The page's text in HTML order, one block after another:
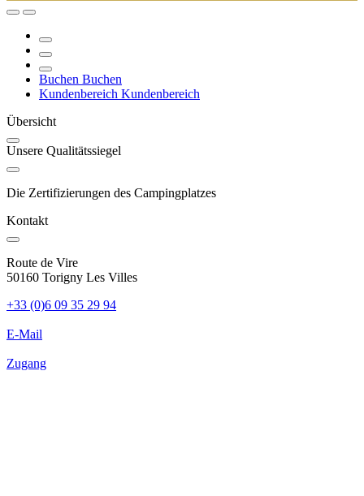
🙂 Eugénie und Arnaud heißen Sie auf ihrem familiengeführten
nur 45 Minuten von den meisten Sehenswürdigkeiten entfernt.
Buchen Buchen
Kundenbereich Kundenbereich
Übersicht
Unsere Qualitätssiegel
Die Zertifizierungen des Campingplatzes
Kontakt
Route de Vire
50160 Torigny Les Villes
+33 (0)6 09 35 29 94
E-Mail
Zugang